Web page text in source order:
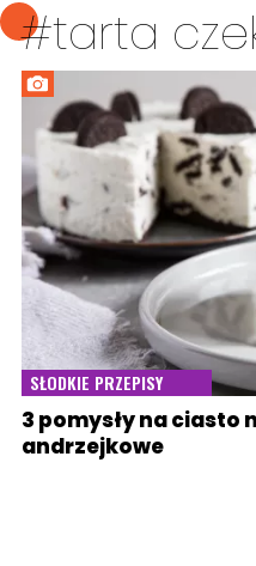
#tarta
SŁODKIE PRZEPISY
3 pomysły na ciasto
andrzejkowe